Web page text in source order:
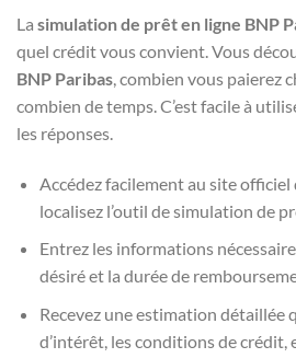
La simulation de prêt en ligne BNP
quel crédit vous convient. Vous
BNP Paribas , combien vous paierez
combien de temps. C’est facile à
les réponses.
Accédez facilement au site officiel
localisez l’outil de simulation de
Entrez les informations
désiré et la durée de
Recevez une estimation détaillée
d’intérêt, les conditions de crédit,